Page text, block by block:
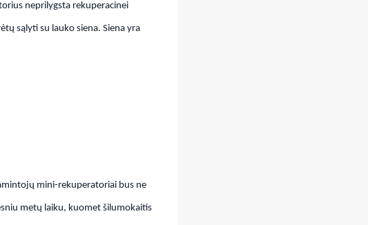
neprilygsta rekuperacinei
sąlyti su lauko siena. Siena yra
mini-rekuperatoriai bus ne
metų laiku, kuomet šilumokaitis